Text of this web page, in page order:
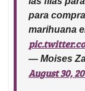
para
marihuana
— Moises
August 30,